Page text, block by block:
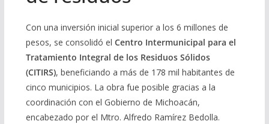
Con una inversión inicial superior a los 6 millones de
pesos, se consolidó el Centro Intermunicipal para el
Tratamiento Integral de los Residuos Sólidos
(CITIRS), beneficiando a más de 178 mil habitantes de
cinco municipios. La obra fue posible gracias a la
coordinación con el Gobierno de Michoacán,
encabezado por el Mtro. Alfredo Ramírez Bedolla.